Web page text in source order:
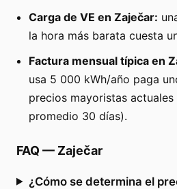
Carga de VE en Zaječar:
la hora más barata cuesta
Factura mensual típica en
usa 5 000 kWh/año paga
precios mayoristas actuales
promedio 30 días).
FAQ — Zaječar
¿Cómo se determina el